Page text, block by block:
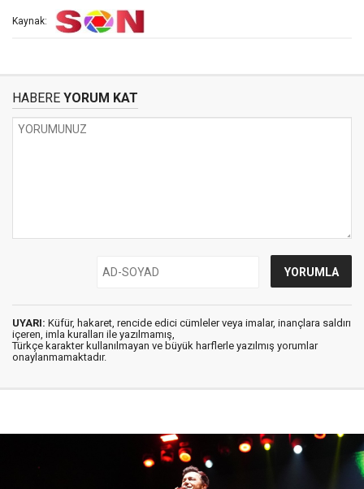
Kaynak:
HABERE YORUM KAT
UYARI: Küfür, hakaret, rencide edici cümleler veya imalar, inançlara saldırı
içeren, imla kuralları ile yazılmamış,
Türkçe karakter kullanılmayan ve büyük harflerle yazılmış yorumlar
onaylanmamaktadır.